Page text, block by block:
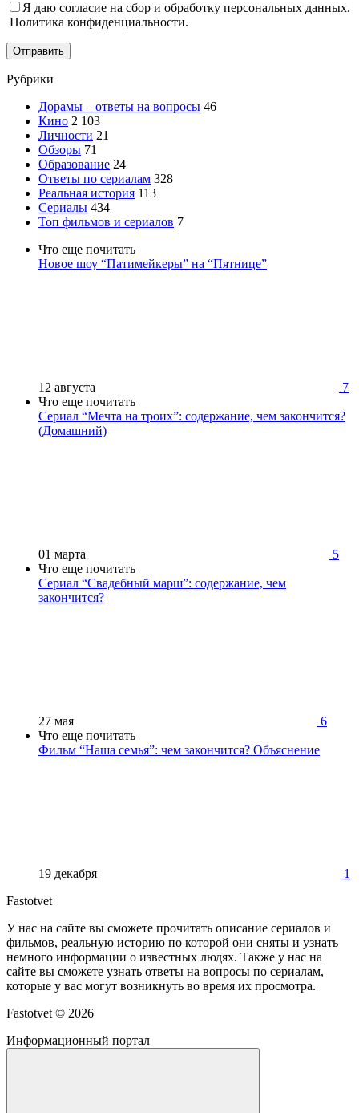
Я даю согласие на сбор и обработку персональных данных.
Политика конфиденциальности.
Отправить
Рубрики
Дорамы – ответы на вопросы 46
Кино 2 103
Личности 21
Обзоры 71
Образование 24
Ответы по сериалам 328
Реальная история 113
Сериалы 434
Топ фильмов и сериалов 7
Что еще почитать
Новое шоу “Патимейкеры” на “Пятнице”
12 августа
7
Что еще почитать
Сериал “Мечта на троих”: содержание, чем закончится?
(Домашний)
01 марта
5
Что еще почитать
Сериал “Свадебный марш”: содержание, чем
закончится?
27 мая
6
Что еще почитать
Фильм “Наша семья”: чем закончится? Объяснение
19 декабря
1
Fastotvet
У нас на сайте вы сможете прочитать описание сериалов и
фильмов, реальную историю по которой они сняты и узнать
немного информации о известных людях. Также у нас на
сайте вы сможете узнать ответы на вопросы по сериалам,
которые у вас могут возникнуть во время их просмотра.
Fastotvet © 2026
Информационный портал